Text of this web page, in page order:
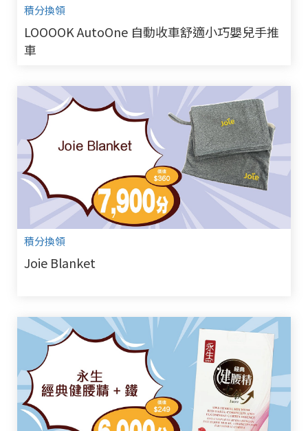
積分換領
LOOOOK AutoOne 自動收車舒適小巧嬰兒手推
車
積分換領
Joie Blanket